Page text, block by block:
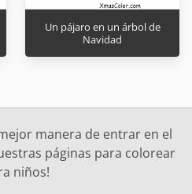
Un pájaro en un árbol de
Navidad
manera de entrar en el
páginas para colorear
niños!